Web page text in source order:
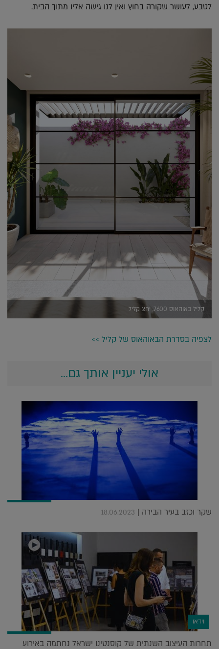
לטבע, לעושר שקורה בחוץ ואין לנו גישה אליו מתוך הבית.
קליל באוהאוס 7600, יחצ קליל
לצפיה בסדרת הבאוהאוס של קליל >>
אולי יעניין אותך גם...
שקר וכזב בעיר הבירה | 18.06.2023
וידאו
תחרות העיצוב השנתית של קוסנטינו ישראל נחתמה באירוע